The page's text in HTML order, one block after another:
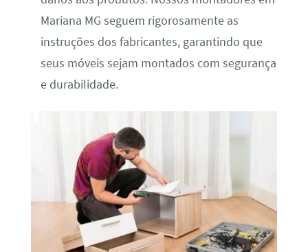
Mariana MG seguem rigorosamente as
instruções dos fabricantes, garantindo que
seus móveis sejam montados com segurança
e durabilidade.